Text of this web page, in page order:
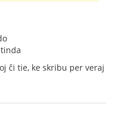
ĉi tie, ke skribu per veraj